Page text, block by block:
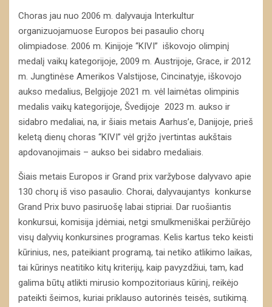
Choras jau nuo 2006 m. dalyvauja Interkultur
organizuojamuose Europos bei pasaulio chorų
olimpiadose. 2006 m. Kinijoje “KIVI” iškovojo olimpinį
medalį vaikų kategorijoje, 2009 m. Austrijoje, Grace, ir 2012
m. Jungtinėse Amerikos Valstijose, Cincinatyje, iškovojo
aukso medalius, Belgijoje 2021 m. vėl laimėtas olimpinis
medalis vaikų kategorijoje, Švedijoje 2023 m. aukso ir
sidabro medaliai, na, ir šiais metais Aarhus’e, Danijoje, prieš
keletą dienų choras “KIVI” vėl grįžo įvertintas aukštais
apdovanojimais – aukso bei sidabro medaliais.
Šiais metais Europos ir Grand prix varžybose dalyvavo apie
130 chorų iš viso pasaulio. Chorai, dalyvaujantys konkurse
Grand Prix buvo pasiruošę labai stipriai. Dar ruošiantis
konkursui, komisija įdėmiai, netgi smulkmeniškai peržiūrėjo
visų dalyvių konkursines programas. Kelis kartus teko keisti
kūrinius, nes, pateikiant programą, tai netiko atlikimo laikas,
tai kūrinys neatitiko kitų kriterijų, kaip pavyzdžiui, tam, kad
galima būtų atlikti mirusio kompozitoriaus kūrinį, reikėjo
pateikti šeimos, kuriai priklauso autorinės teisės, sutikimą.